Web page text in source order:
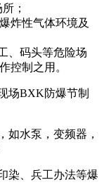
；
炸性气体环境及
、码头等危险场
控制之用。
BXK防爆节制
水泵，变频器，
染、兵工办法等爆